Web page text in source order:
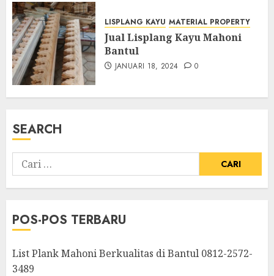
LISPLANG KAYU MATERIAL PROPERTY
Jual Lisplang Kayu Mahoni
Bantul
JANUARI 18, 2024 0
SEARCH
POS-POS TERBARU
List Plank Mahoni Berkualitas di Bantul 0812-2572-
3489